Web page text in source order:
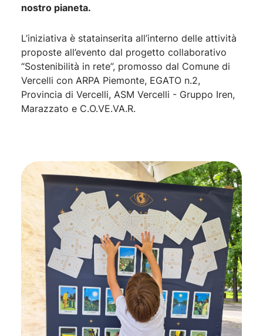
nostro pianeta.
L’iniziativa è statainserita all’interno delle attività
proposte all’evento dal progetto collaborativo
“Sostenibilità in rete”, promosso dal Comune di
Vercelli con ARPA Piemonte, EGATO n.2,
Provincia di Vercelli, ASM Vercelli - Gruppo Iren,
Marazzato e C.O.VE.VA.R.